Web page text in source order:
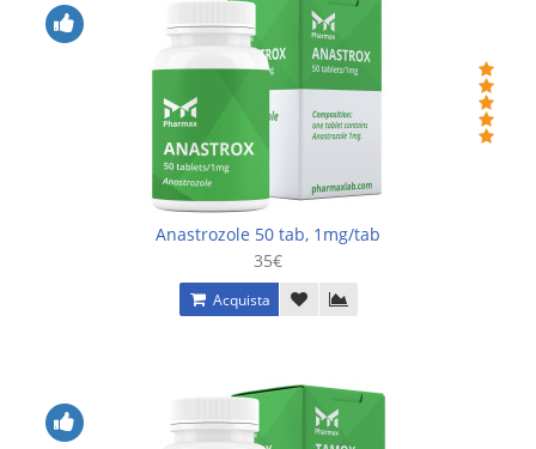
Anastrozole 50 tab, 1mg/tab
35€
Acquista